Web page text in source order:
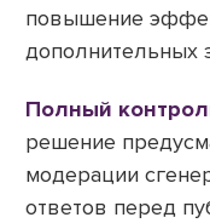
повышение
дополнительных
Полный
решение
модерации
ответов перед